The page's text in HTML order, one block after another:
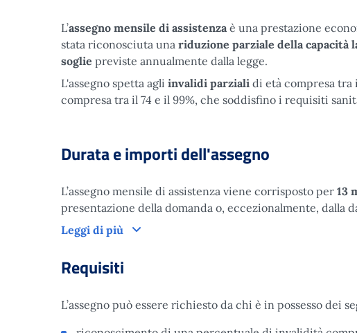
L’assegno mensile di assistenzaè una prestazione
stata riconosciuta una riduzione parziale della capacità
soglie previste annualmente dalla legge.
L'assegno spetta agli invalidi parziali di età compresa tra
compresa tra il 74 e il 99%, che soddisfino i requisiti
Durata e importi dell'assegno
L’assegno mensile di assistenza viene corrisposto per 13
presentazione della domanda o, eccezionalmente,
Leggi di più
Requisiti
L’assegno può essere richiesto da chi è in possesso dei